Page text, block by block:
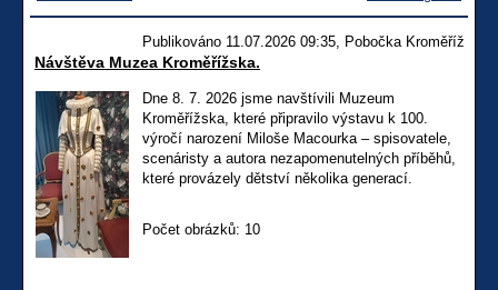
Publikováno 11.07.2026 09:35, Pobočka Kroměříž
Návštěva Muzea Kroměřížska.
Dne 8. 7. 2026 jsme navštívili Muzeum
Kroměřížska, které připravilo výstavu k 100.
výročí narození Miloše Macourka – spisovatele,
scenáristy a autora nezapomenutelných příběhů,
které provázely dětství několika generací.
Počet obrázků: 10